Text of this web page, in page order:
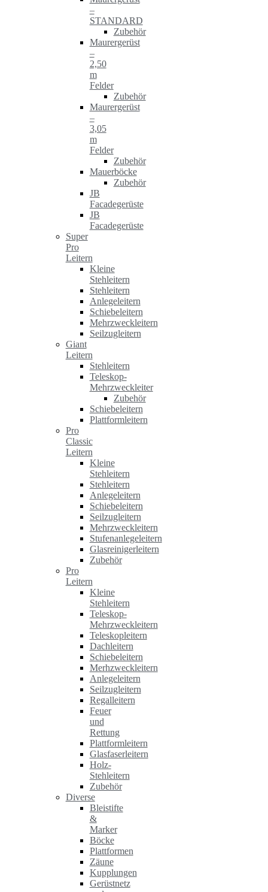
–
STANDARD
Zubehör
Maurergerüst
–
2,50
m
Felder
Zubehör
Maurergerüst
–
3,05
m
Felder
Zubehör
Mauerböcke
Zubehör
JB
Facadegerüste
JB
Facadegerüste
Super
Pro
Leitern
Kleine
Stehleitern
Stehleitern
Anlegeleitern
Schiebeleitern
Mehrzweckleitern
Seilzugleitern
Giant
Leitern
Stehleitern
Teleskop-
Mehrzweckleiter
Zubehör
Schiebeleitern
Plattformleitern
Pro
Classic
Leitern
Kleine
Stehleitern
Stehleitern
Anlegeleitern
Schiebeleitern
Seilzugleitern
Mehrzweckleitern
Stufenanlegeleitern
Glasreinigerleitern
Zubehör
Pro
Leitern
Kleine
Stehleitern
Teleskop-
Mehrzweckleitern
Teleskopleitern
Dachleitern
Schiebeleitern
Merhzweckleitern
Anlegeleitern
Seilzugleitern
Regalleitern
Feuer
und
Rettung
Plattformleitern
Glasfaserleitern
Holz-
Stehleitern
Zubehör
Diverse
Bleistifte
&
Marker
Böcke
Plattformen
Zäune
Kupplungen
Gerüstnetz